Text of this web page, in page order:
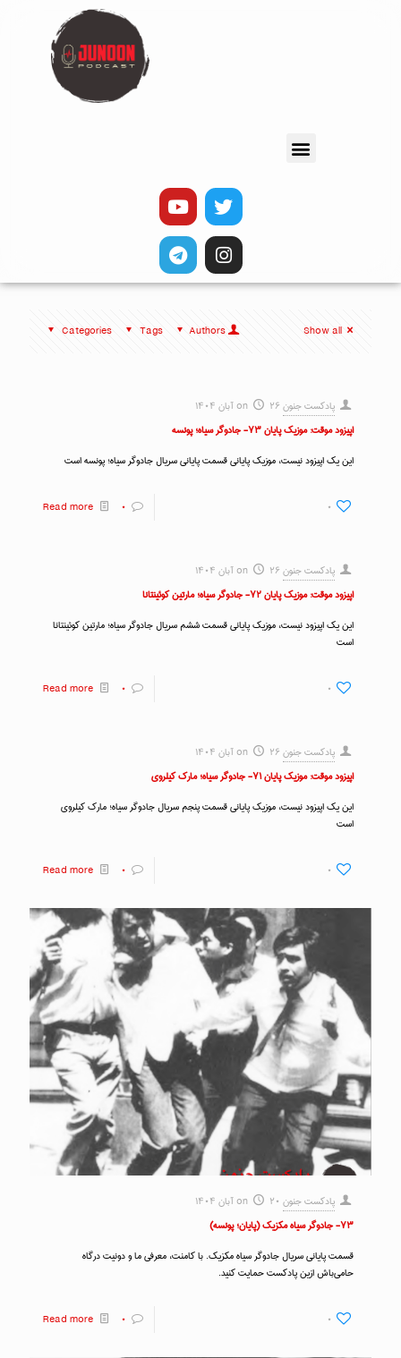
Categories Tags Authors Show all
پادکست جنون on
۲۶ آبان ۱۴۰۴
اپیزود موقت: موزیک پایان ۷۳- جادوگر سیاه؛ پونسه
این یک اپیزود نیست، موزیک پایانی قسمت پایانی سریال جادوگر سیاه؛ پونسه است
۰ ۰ Read more
پادکست جنون on
۲۶ آبان ۱۴۰۴
اپیزود موقت: موزیک پایان ۷۲- جادوگر سیاه؛ مارتین کوئینتانا
این یک اپیزود نیست، موزیک پایانی قسمت ششم سریال جادوگر سیاه؛ مارتین کوئینتانا
است
۰ ۰ Read more
پادکست جنون on
۲۶ آبان ۱۴۰۴
اپیزود موقت: موزیک پایان ۷۱- جادوگر سیاه؛ مارک کیلروی
این یک اپیزود نیست، موزیک پایانی قسمت پنجم سریال جادوگر سیاه؛ مارک کیلروی
است
۰ ۰ Read more
پادکست جنون on
۲۰ آبان ۱۴۰۴
۷۳- جادوگر سیاه مکزیک (پایان؛ پونسه)
قسمت پایانی سریال جادوگر سیاه مکزیک. با کامنت، معرفی ما و دونیت درگاه
حامی‌باش ازین پادکست حمایت کنید.
۰ ۰ Read more